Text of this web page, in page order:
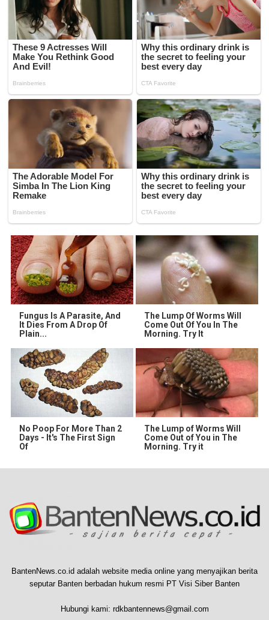
Fungus Is A Parasite, And
It Dies From A Drop Of
Plain...
The Lump Of Worms Will
Come Out Of You In The
Morning. Try It
No Poop For More Than 2
Days - It's The First Sign
Of
The Lump of Worms Will
Come Out of You in The
Morning. Try it
BantenNews.co.id adalah website media online yang menyajikan berita
seputar Banten berbadan hukum resmi PT Visi Siber Banten
Hubungi kami: rdkbantennews@gmail.com